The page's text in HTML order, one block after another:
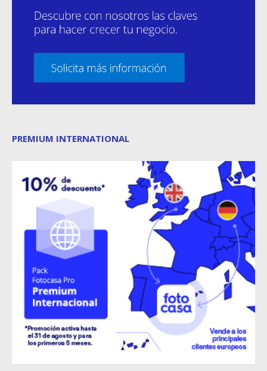
PREMIUM INTERNATIONAL